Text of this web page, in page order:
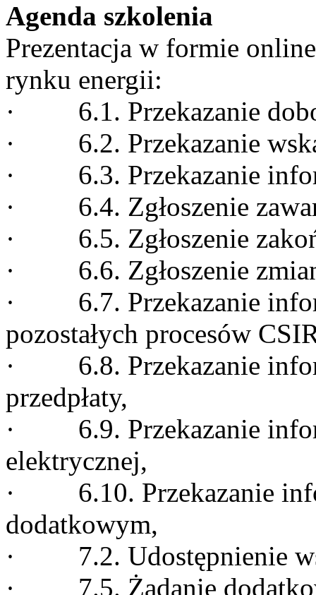
Agenda szkolenia
Prezentacja w formie
rynku energii:
· 6.1. Przekazanie
· 6.2. Przekazanie
· 6.3. Przekazanie
· 6.4. Zgłoszenie
· 6.5. Zgłoszenie
· 6.6. Zgłoszenie
· 6.7. Przekazanie
pozostałych procesów
· 6.8. Przekazanie
przedpłaty,
· 6.9. Przekazanie
elektrycznej,
· 6.10. Przekazanie
dodatkowym,
· 7.2. Udostępnienie
· 7.5. Żądanie